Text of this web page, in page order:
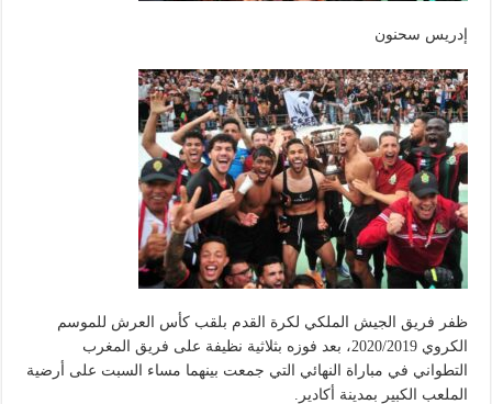
إدريس سحنون
ظفر فريق الجيش الملكي لكرة القدم بلقب كأس العرش للموسم
الكروي 2020/2019، بعد فوزه بثلاثية نظيفة على فريق المغرب
التطواني في مباراة النهائي التي جمعت بينهما مساء السبت على أرضية
الملعب الكبير بمدينة أكادير.